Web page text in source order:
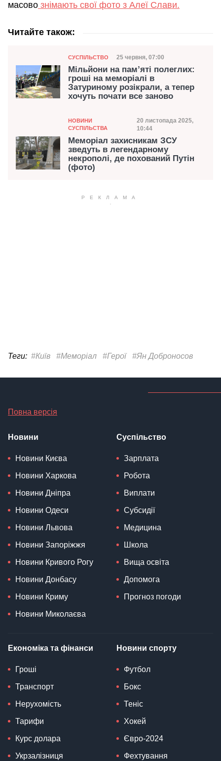
масово знімають свої фото з Алеї Слави.
Читайте також:
Категорія
СУСПІЛЬСТВО Дата публікації
25 червня, 07:00
Мільйони на пам’яті полеглих:
гроші на меморіалі в
Затуриному розікрали, а тепер
хочуть почати все заново
Категорія
НОВИНИ
СУСПІЛЬСТВА
Дата публікації
20 листопада 2025,
10:44
Меморіал захисникам ЗСУ
зведуть в легендарному
некрополі, де похований Путін
(фото)
Теги: #Київ #Меморіал #Герої #Ян Доброносов
Повна версія
Новини
Новини Києва
Новини Харкова
Новини Дніпра
Новини Одеси
Новини Львова
Новини Запоріжжя
Новини Кривого Рогу
Новини Донбасу
Новини Криму
Новини Миколаєва
Суспільство
Зарплата
Робота
Виплати
Субсидії
Медицина
Школа
Вища освіта
Допомога
Прогноз погоди
Економіка та фінанси
Гроші
Транспорт
Нерухомість
Тарифи
Курс долара
Укрзалізниця
Новини спорту
Футбол
Бокс
Теніс
Хокей
Євро-2024
Фехтування